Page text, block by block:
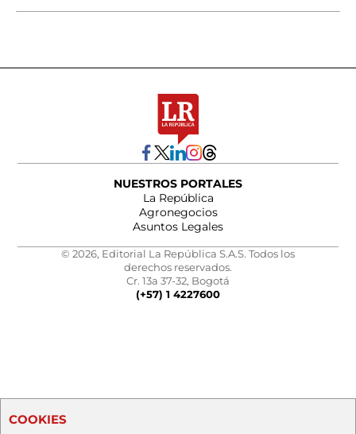
NUESTROS PORTALES
La República
Agronegocios
Asuntos Legales
© 2026, Editorial La República S.A.S. Todos los
derechos reservados.
Cr. 13a 37-32, Bogotá
(+57) 1 4227600
COOKIES